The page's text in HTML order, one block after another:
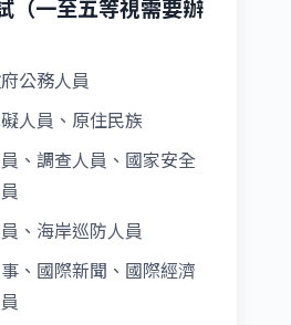
（一至五等視需要辦
公務人員
人員、原住民族
、調查人員、國家安全
、海岸巡防人員
、國際新聞、國際經濟